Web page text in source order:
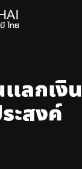
ลกเงิ
ะสงค์